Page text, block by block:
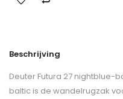
Beschrijving
Deuter Futura 27 nightblue-
baltic is de wandelrugzak